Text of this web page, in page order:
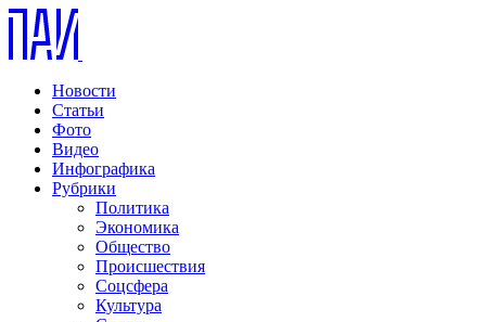
Новости
Статьи
Фото
Видео
Инфографика
Рубрики
Политика
Экономика
Общество
Происшествия
Соцсфера
Культура